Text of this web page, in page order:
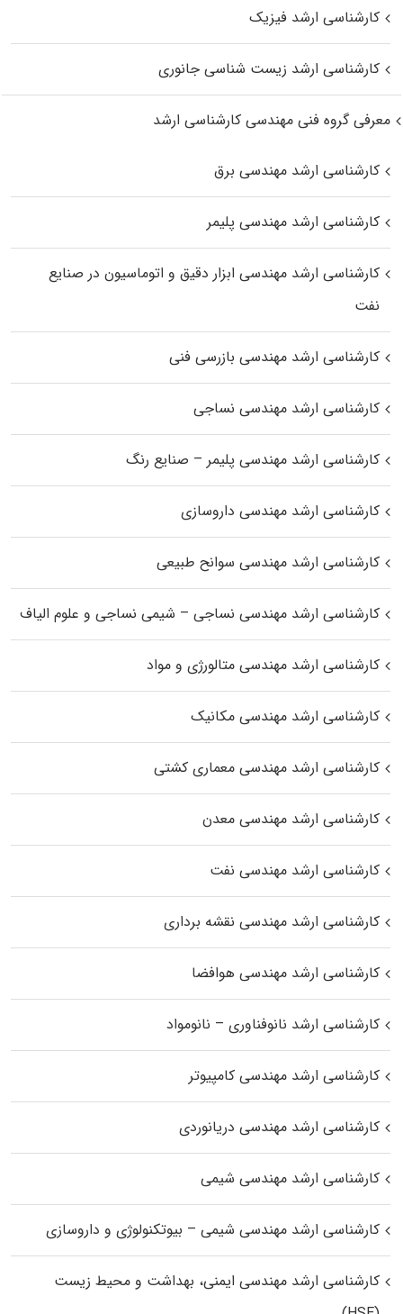
کارشناسی ارشد فیزیک
کارشناسی ارشد زیست‌ شناسی جانوری
معرفی گروه فنی مهندسی کارشناسی ارشد
کارشناسی ارشد مهندسی برق
کارشناسی ارشد مهندسی پلیمر
کارشناسی ارشد مهندسی ابزار دقیق و اتوماسیون در صنایع
نفت
کارشناسی ارشد مهندسی بازرسی فنی
کارشناسی ارشد مهندسی نساجی
کارشناسی ارشد مهندسی پلیمر – صنایع رنگ
کارشناسی ارشد مهندسی داروسازی
کارشناسی ارشد مهندسی سوانح طبیعی
کارشناسی ارشد مهندسی نساجی – شیمی نساجی و علوم الیاف
کارشناسی ارشد مهندسی متالورژی و مواد
کارشناسی ارشد مهندسی مکانیک
کارشناسی ارشد مهندسی معماری کشتی
کارشناسی ارشد مهندسی معدن
کارشناسی ارشد مهندسی نفت
کارشناسی ارشد مهندسی نقشه برداری
کارشناسی ارشد مهندسی هوافضا
کارشناسی ارشد نانوفناوری – نانومواد
کارشناسی ارشد مهندسی کامپیوتر
کارشناسی ارشد مهندسی دریانوردی
کارشناسی ارشد مهندسی شیمی
کارشناسی ارشد مهندسی شیمی – بیوتکنولوژی و داروسازی
کارشناسی ارشد مهندسی ایمنی، بهداشت و محیط زیست